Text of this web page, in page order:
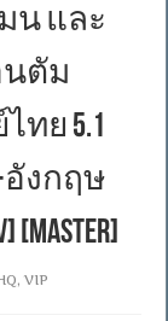
มน และ
นตัม
ทย 5.1
อังกฤษ
,VIP